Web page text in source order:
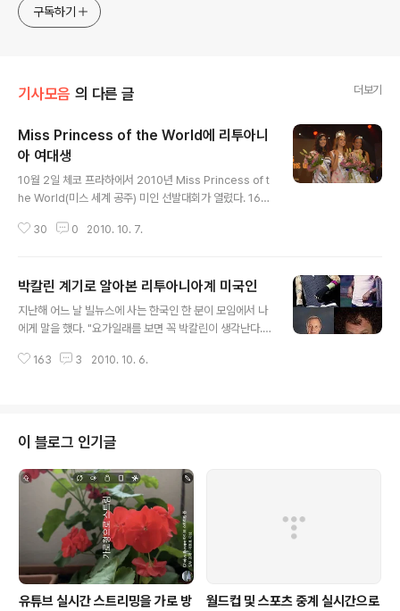
구독하기
기사모음 의 다른 글 더보기
Miss Princess of the World에 리투아니
아 여대생
10월 2일 체코 프라하에서 2010년 Miss Princess of t
he World(미스 세계 공주) 미인 선발대회가 열렸다. 16세
해는 43개 국가 대표들이 참가해 열띤 경쟁을 펼쳤다. 리
가 참가해 영광의 우승을 차지했다. 이 대회 최종결과는 다
음과 같다. 3위 Jhoanny Sarahi Jimenez (베네주엘
라) 2위 Raffaella Campagna (이탈리아) 1위 Deiman
e link 에 뽑힌 데이만테 부벨리테(20세)는 리투아니아 유
30 0 2010. 10. 7.
박칼린 계기로 알아본 리투아니아계 미국인
지난해 어느 날 빌뉴스에 사는 한국인 한 분이 모임에서 나
에게 말을 했다. "요가일래를 보면 꼭 박칼린이 생각난다."
프로그램 진행하는 말 잘하고 예쁜 사람있잖아." "우리 집
게 되었다. 한국인 아버지와 리투아니아인 엄마 사이에 태
어난 요가일래를 보고 박칼린이라는 사람을 떠올렸다. 그
러다가 최근 들어서 한국 포털사이트에서 박칼린에 대한
기사들을 자주 접하게 되었다. 특히 최근 KBS 2TV 에 출
연해 큰 인기를 누리고 있다는 사실도 알게 되었다. 언론보
도에 나온 인적 사항..
163 3 2010. 10. 6.
이 블로그 인기글
유튜브 실시간 스트리밍을 가로 방
월드컵 및 스포츠 중계 실시간으로